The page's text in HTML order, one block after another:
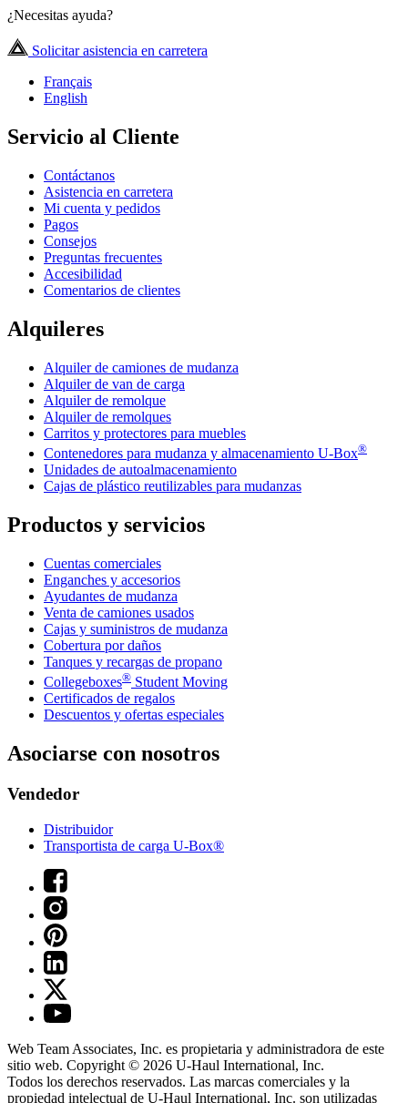
¿Necesitas ayuda?
Solicitar asistencia en carretera
Français
English
Servicio al Cliente
Contáctanos
Asistencia en carretera
Mi cuenta y pedidos
Pagos
Consejos
Preguntas frecuentes
Accesibilidad
Comentarios de clientes
Alquileres
Alquiler de camiones de mudanza
Alquiler de van de carga
Alquiler de remolque
Alquiler de remolques
Carritos y protectores para muebles
Contenedores para mudanza y almacenamiento U-Box®
Unidades de autoalmacenamiento
Cajas de plástico reutilizables para mudanzas
Productos y servicios
Cuentas comerciales
Enganches y accesorios
Ayudantes de mudanza
Venta de camiones usados
Cajas y suministros de mudanza
Cobertura por daños
Tanques y recargas de propano
Collegeboxes® Student Moving
Certificados de regalos
Descuentos y ofertas especiales
Asociarse con nosotros
Vendedor
Distribuidor
Transportista de carga U-Box®
Web Team Associates, Inc. es propietaria y administradora de este
sitio web. Copyright © 2026 U-Haul International, Inc.
Todos los derechos reservados. Las marcas comerciales y la
propiedad intelectual de U-Haul International, Inc. son utilizadas